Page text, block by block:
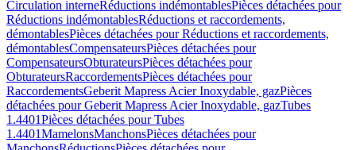
Circulation interneRéductions indémontablesPièces détachées pour
Réductions indémontablesRéductions et raccordements,
démontablesPièces détachées pour Réductions et raccordements,
démontablesCompensateursPièces détachées pour
CompensateursObturateursPièces détachées pour
ObturateursRaccordementsPièces détachées pour
RaccordementsGeberit Mapress Acier Inoxydable, gazPièces
détachées pour Geberit Mapress Acier Inoxydable, gazTubes
1.4401Pièces détachées pour Tubes
1.4401MamelonsManchonsPièces détachées pour